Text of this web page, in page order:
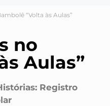
“Volta às Aulas”
no
Aulas”
Registro